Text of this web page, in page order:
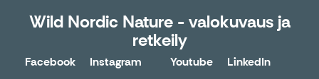
Wild Nordic Nature - valokuvaus ja
retkeily
Facebook Instagram Youtube LinkedIn